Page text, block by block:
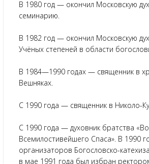
В 1980 год — окончил Московскую
семинарию.
В 1982 год — окончил Московскую
Учёных степеней в области
В 1984—1990 годах — священник в
Вешняках.
С 1990 года — священник в Николо-
С 1990 года — духовник братства
Всемилостивейшего Спаса». В 1990
организаторов Богословско-
в мае 1991 года был избран